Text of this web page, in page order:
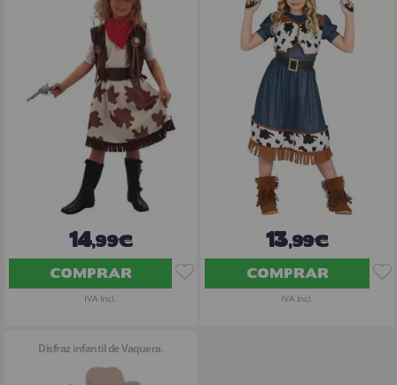
14,99€
COMPRAR
IVA Incl.
13,99€
COMPRAR
IVA Incl.
Disfraz infantil de Vaquera.